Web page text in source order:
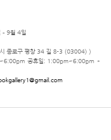
9월 4일
종로구 평창 34 길 8-3 (03004) )
공휴일: 1:00pm~6:00pm *